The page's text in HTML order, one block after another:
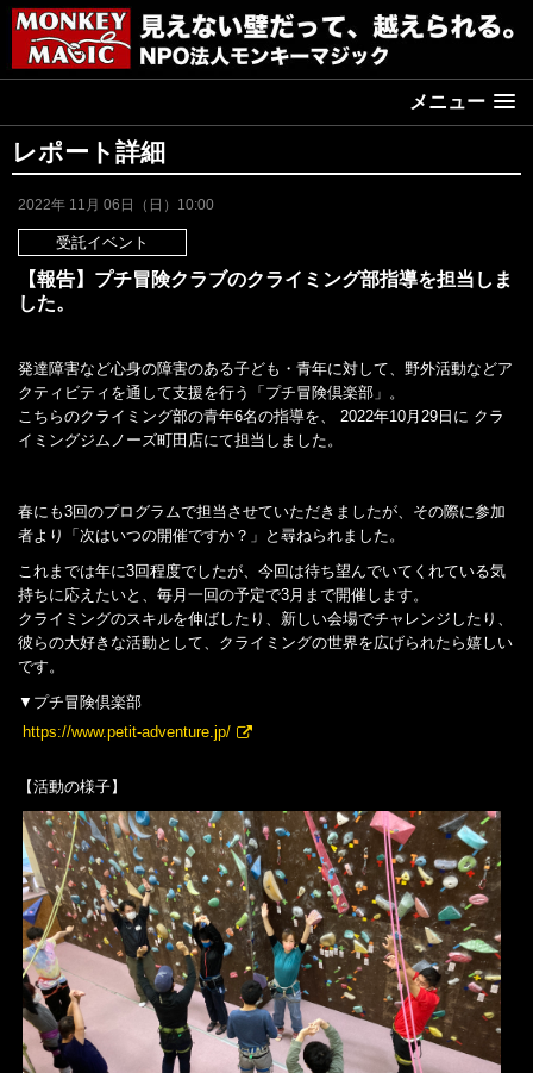
メニュー
レポート詳細
2022年 11月 06日（日）10:00
受託イベント
【報告】プチ冒険クラブのクライミング部指導を担当しま
した。
発達障害など心身の障害のある子ども・青年に対して、野外活動などア
クティビティを通して支援を行う「プチ冒険倶楽部」。
こちらのクライミング部の青年6名の指導を、 2022年10月29日に クラ
イミングジムノーズ町田店にて担当しました。
春にも3回のプログラムで担当させていただきましたが、その際に参加
者より「次はいつの開催ですか？」と尋ねられました。
これまでは年に3回程度でしたが、今回は待ち望んでいてくれている気
持ちに応えたいと、毎月一回の予定で3月まで開催します。
クライミングのスキルを伸ばしたり、新しい会場でチャレンジしたり、
彼らの大好きな活動として、クライミングの世界を広げられたら嬉しい
です。
▼プチ冒険倶楽部
https://www.petit-adventure.jp/
【活動の様子】